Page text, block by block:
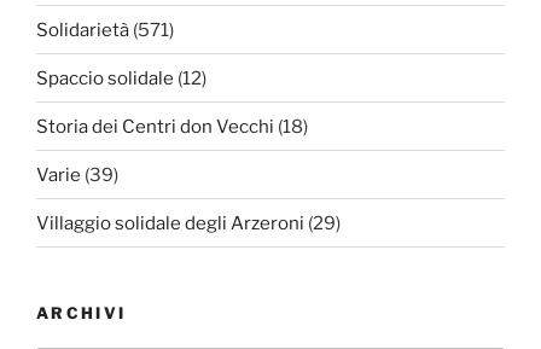
Solidarietà (571)
Spaccio solidale (12)
Storia dei Centri don Vecchi (18)
Varie (39)
Villaggio solidale degli Arzeroni (29)
ARCHIVI